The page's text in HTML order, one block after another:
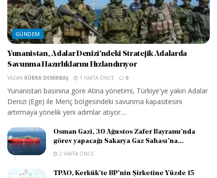
GÜNDEM
Yunanistan, Adalar Denizi’ndeki Stratejik Adalarda
Savunma Hazırlıklarını Hızlandırıyor
YAZAN KÜBRA DEMIRBAŞ 1 HAFTA ÖNCE 0
Yunanistan basınına göre Atina yönetimi, Türkiye'ye yakın Adalar
Denizi (Ege) ile Meriç bölgesindeki savunma kapasitesini
artırmaya yönelik yeni adımlar atıyor....
Osman Gazi, 30 Ağustos Zafer Bayramı’nda
görev yapacağı Sakarya Gaz Sahası’na...
2 HAFTA ÖNCE
TPAO, Kerkük’te BP’nin Şirketine Yüzde 15